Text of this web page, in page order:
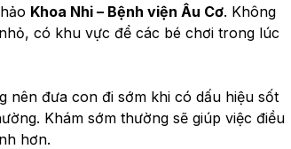
Khoa Nhi – Bệnh viện Âu Cơ. Không
có khu vực để các bé chơi trong lúc
nên đưa con đi sớm khi có dấu hiệu sốt
Khám sớm thường sẽ giúp việc điều
hơn.